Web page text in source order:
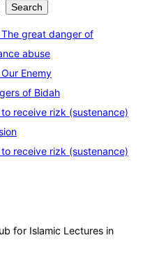
Search
The great danger of
abuse
Enemy
of Bidah
receive rizk (sustenance)
receive rizk (sustenance)
for Islamic Lectures in